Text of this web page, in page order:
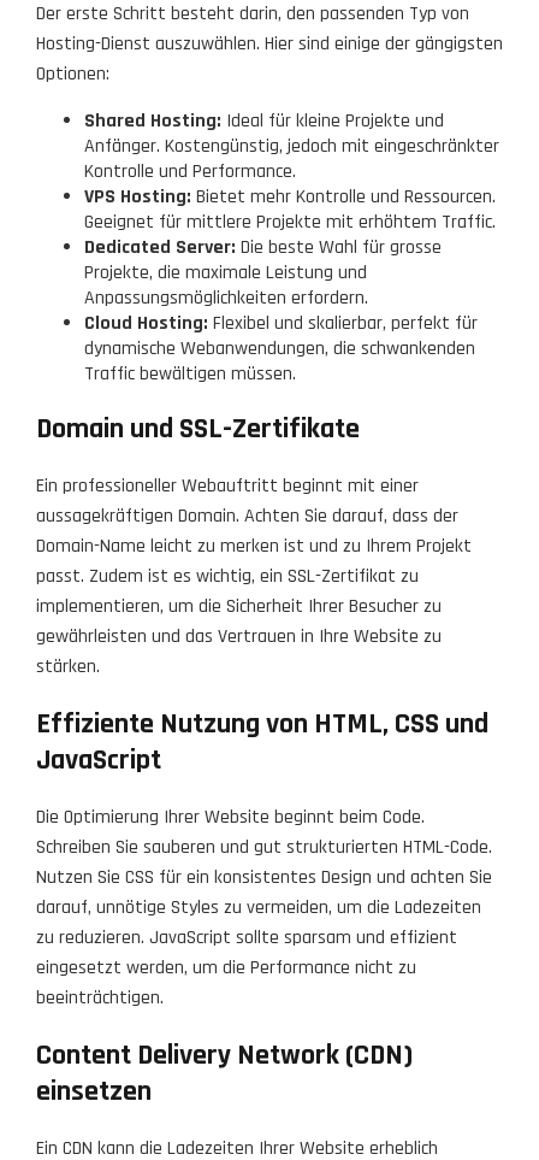
Der erste Schritt besteht darin, den passenden Typ von
Hosting-Dienst auszuwählen. Hier sind einige der gängigsten
Optionen:
Shared Hosting: Ideal für kleine Projekte und
Anfänger. Kostengünstig, jedoch mit eingeschränkter
Kontrolle und Performance.
VPS Hosting: Bietet mehr Kontrolle und Ressourcen.
Geeignet für mittlere Projekte mit erhöhtem Traffic.
Dedicated Server: Die beste Wahl für grosse
Projekte, die maximale Leistung und
Anpassungsmöglichkeiten erfordern.
Cloud Hosting: Flexibel und skalierbar, perfekt für
dynamische Webanwendungen, die schwankenden
Traffic bewältigen müssen.
Domain und SSL-Zertifikate
Ein professioneller Webauftritt beginnt mit einer
aussagekräftigen Domain. Achten Sie darauf, dass der
Domain-Name leicht zu merken ist und zu Ihrem Projekt
passt. Zudem ist es wichtig, ein SSL-Zertifikat zu
implementieren, um die Sicherheit Ihrer Besucher zu
gewährleisten und das Vertrauen in Ihre Website zu
stärken.
Effiziente Nutzung von HTML, CSS und
JavaScript
Die Optimierung Ihrer Website beginnt beim Code.
Schreiben Sie sauberen und gut strukturierten HTML-Code.
Nutzen Sie CSS für ein konsistentes Design und achten Sie
darauf, unnötige Styles zu vermeiden, um die Ladezeiten
zu reduzieren. JavaScript sollte sparsam und effizient
eingesetzt werden, um die Performance nicht zu
beeinträchtigen.
Content Delivery Network (CDN)
einsetzen
Ein CDN kann die Ladezeiten Ihrer Website erheblich